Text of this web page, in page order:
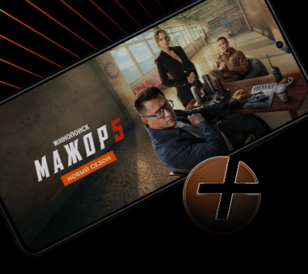
интересный экшен, ни в чем не уступающий
'Игре' с Майклом Дугласом, 'Эффекту бабочки'
и 'Пункту назначения' Джеймса Вонга. Но в
целом картина удовлетворяет потребности к
просмотру чего-нибудь необычного, но не
цепляет как хотелось бы.